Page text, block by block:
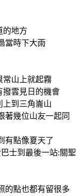
的地方
當時下大雨
常山上就起霧
撥雲見日的機會
上到三角崙山
著幾位山友一起同
有點像夏天了
士到最後一站:關聖
的點也都有留很多